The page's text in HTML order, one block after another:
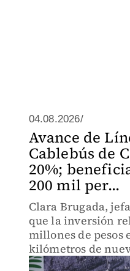
04.08.2026/
Avance de
Cablebús de
20%;
200 mil per...
Clara Brugada,
que la inversión
millones de pesos
kilómetros de
alrededor de 30